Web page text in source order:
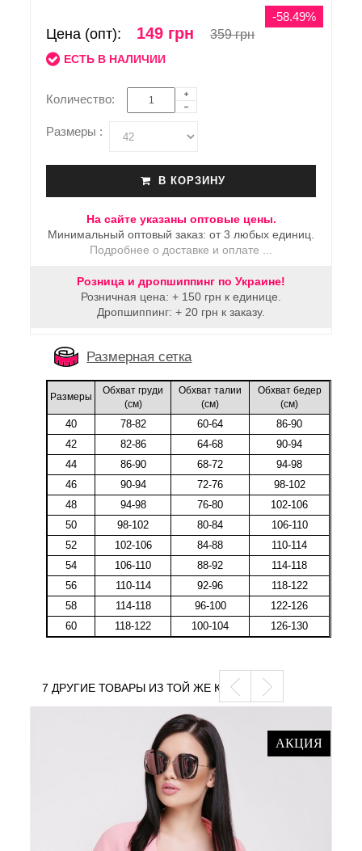
Цена (опт): 149 грн 359 грн
ЕСТЬ В НАЛИЧИИ
-58.49%
Количество:
Размеры :
В КОРЗИНУ
На сайте указаны оптовые цены.
Минимальный оптовый заказ: от 3 любых единиц.
Подробнее о доставке и оплате ...
Розница и дропшиппинг по Украине!
Розничная цена: + 150 грн к единице.
Дропшиппинг: + 20 грн к заказу.
Размерная сетка
Размеры
Обхват груди
(cм)
Обхват талии
(cм)
Обхват бедер
(cм)
40 78-82 60-64
86-90
42
82-86 64-68
90-94
44
86-90 68-72
94-98
46
90-94 72-76
98-102
48
94-98 76-80
102-106
50
98-102 80-84
106-110
52
102-106 84-88
110-114
54
106-110 88-92
114-118
56
110-114 92-96
118-122
58
114-118 96-100
122-126
60
118-122 100-104 126-130
7 ДРУГИЕ ТОВАРЫ ИЗ ТОЙ ЖЕ КАТЕГОРИИ
АКЦИЯ